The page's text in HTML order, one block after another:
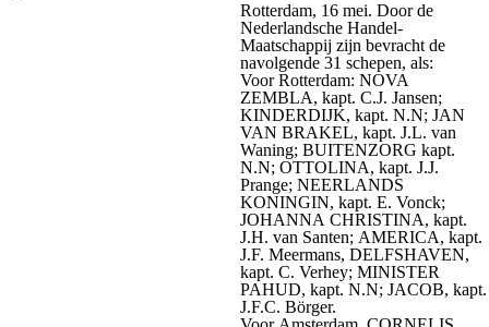
Rotterdam, 16 mei. Door de
Nederlandsche Handel-
Maatschappij zijn bevracht de
navolgende 31 schepen, als:
Voor Rotterdam: NOVA
ZEMBLA, kapt. C.J. Jansen;
KINDERDIJK, kapt. N.N; JAN
VAN BRAKEL, kapt. J.L. van
Waning; BUITENZORG kapt.
N.N; OTTOLINA, kapt. J.J.
Prange; NEERLANDS
KONINGIN, kapt. E. Vonck;
JOHANNA CHRISTINA, kapt.
J.H. van Santen; AMERICA, kapt.
J.F. Meermans, DELFSHAVEN,
kapt. C. Verhey; MINISTER
PAHUD, kapt. N.N; JACOB, kapt.
J.F.C. Börger.